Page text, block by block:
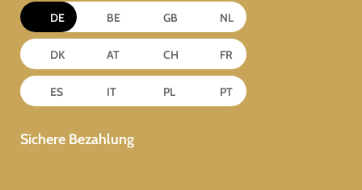
DE BE GB NL
DK AT CH FR
ES IT PL PT
Sichere Bezahlung